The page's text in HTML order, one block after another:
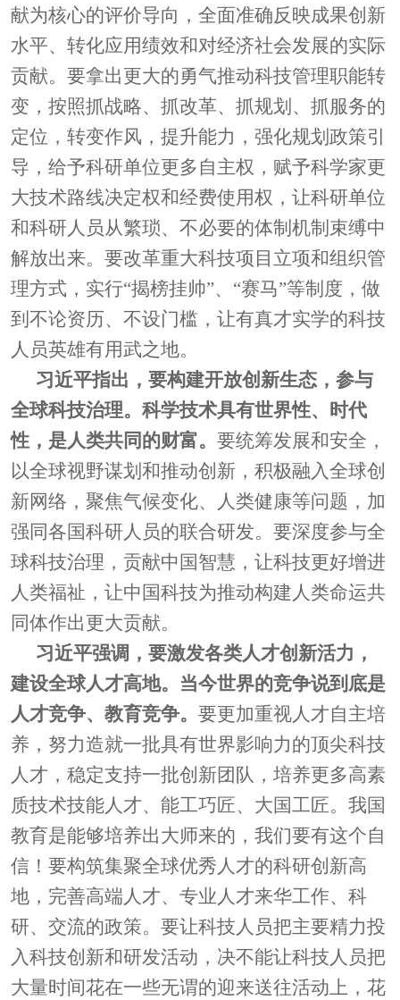
献为核心的评价导向，全面准确反映成果创新
水平、转化应用绩效和对经济社会发展的实际
贡献。要拿出更大的勇气推动科技管理职能转
变，按照抓战略、抓改革、抓规划、抓服务的
定位，转变作风，提升能力，强化规划政策引
导，给予科研单位更多自主权，赋予科学家更
大技术路线决定权和经费使用权，让科研单位
和科研人员从繁琐、不必要的体制机制束缚中
解放出来。要改革重大科技项目立项和组织管
理方式，实行“揭榜挂帅”、“赛马”等制度，做
到不论资历、不设门槛，让有真才实学的科技
人员英雄有用武之地。
习近平指出，要构建开放创新生态，参与
全球科技治理。科学技术具有世界性、时代
性，是人类共同的财富。要统筹发展和安全，
以全球视野谋划和推动创新，积极融入全球创
新网络，聚焦气候变化、人类健康等问题，加
强同各国科研人员的联合研发。要深度参与全
球科技治理，贡献中国智慧，让科技更好增进
人类福祉，让中国科技为推动构建人类命运共
同体作出更大贡献。
习近平强调，要激发各类人才创新活力，
建设全球人才高地。当今世界的竞争说到底是
人才竞争、教育竞争。要更加重视人才自主培
养，努力造就一批具有世界影响力的顶尖科技
人才，稳定支持一批创新团队，培养更多高素
质技术技能人才、能工巧匠、大国工匠。我国
教育是能够培养出大师来的，我们要有这个自
信！要构筑集聚全球优秀人才的科研创新高
地，完善高端人才、专业人才来华工作、科
研、交流的政策。要让科技人员把主要精力投
入科技创新和研发活动，决不能让科技人员把
大量时间花在一些无谓的迎来送往活动上，花